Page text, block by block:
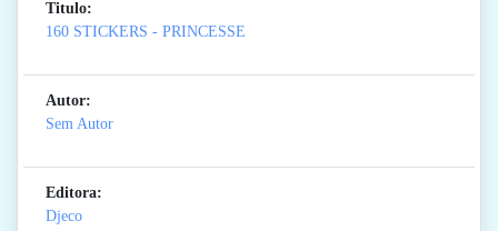
Titulo:
160 STICKERS - PRINCESSE
Autor:
Sem Autor
Editora:
Djeco